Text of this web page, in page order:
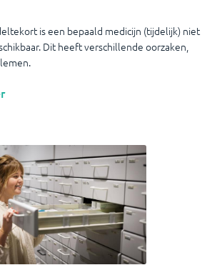
is een bepaald medicijn (tijdelijk) niet
Dit heeft verschillende oorzaken,